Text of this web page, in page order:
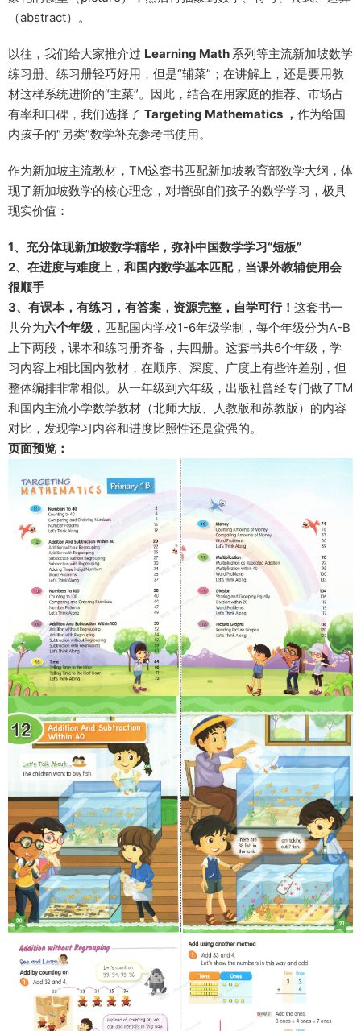
（abstract）。
以往，我们给大家推介过 Learning Math 系列等主流新加坡数学
练习册。练习册轻巧好用，但是“辅菜”；在讲解上，还是要用教
材这样系统进阶的“主菜”。因此，结合在用家庭的推荐、市场占
有率和口碑，我们选择了 Targeting Mathematics ， 作为给国
内孩子的“另类”数学补充参考书使用。
作为新加坡主流教材，TM这套书匹配新加坡教育部数学大纲，体
现了新加坡数学的核心理念，对增强咱们孩子的数学学习，极具
现实价值：
1、充分体现新加坡数学精华，弥补中国数学学习“短板”
2、在进度与难度上，和国内数学基本匹配，当课外教辅使用会
很顺手
3、有课本，有练习，有答案，资源完整，自学可行！ 这套书一
共分为六个年级 ，匹配国内学校1-6年级学制，每个年级分为A-B
上下两段，课本和练习册齐备，共四册。这套书共6个年级，学
习内容上相比国内教材，在顺序、深度、广度上有些许差别，但
整体编排非常相似。从一年级到六年级，出版社曾经专门做了TM
和国内主流小学数学教材（北师大版、人教版和苏教版）的内容
对比，发现学习内容和进度比照性还是蛮强的。
页面预览：